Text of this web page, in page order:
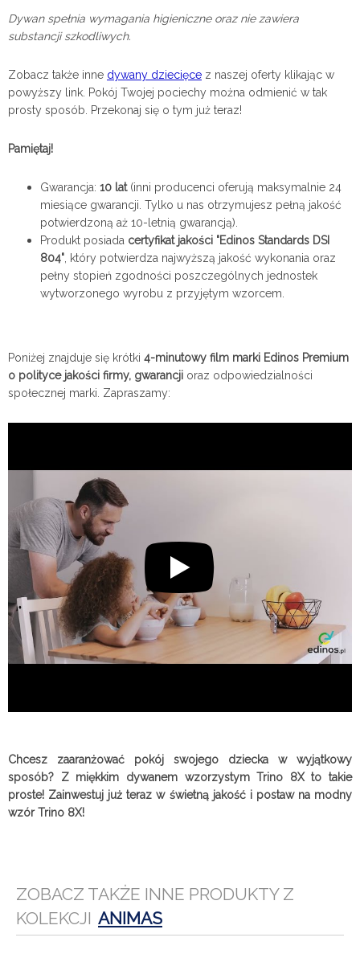
Dywan spełnia wymagania higieniczne oraz nie zawiera
substancji szkodliwych.
Zobacz także inne dywany dziecięce z naszej oferty klikając w
powyższy link. Pokój Twojej pociechy można odmienić w tak
prosty sposób. Przekonaj się o tym już teraz!
Pamiętaj!
Gwarancja: 10 lat(inni producenci oferują maksymalnie 24
miesiące gwarancji. Tylko u nas otrzymujesz pełną jakość
potwierdzoną aż 10-letnią gwarancją).
Produkt posiada certyfikat jakości "Edinos Standards DSI
804" , który potwierdza najwyższą jakość wykonania oraz
pełny stopień zgodności poszczególnych jednostek
wytworzonego wyrobu z przyjętym wzorcem.
Poniżej znajduje się krótki 4-minutowy film marki Edinos Premium
o polityce jakości firmy, gwarancji oraz odpowiedzialności
społecznej marki. Zapraszamy:
Chcesz zaaranżować pokój swojego dziecka w wyjątkowy
sposób? Z miękkim dywanem wzorzystym Trino 8X to takie
proste! Zainwestuj już teraz w świetną jakość i postaw na modny
wzór Trino 8X!
ZOBACZ TAKŻE INNE PRODUKTY Z
KOLEKCJI ANIMAS